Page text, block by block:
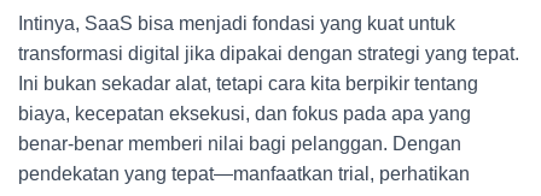
Intinya, SaaS bisa menjadi fondasi yang kuat untuk
transformasi digital jika dipakai dengan strategi yang tepat.
Ini bukan sekadar alat, tetapi cara kita berpikir tentang
biaya, kecepatan eksekusi, dan fokus pada apa yang
benar-benar memberi nilai bagi pelanggan. Dengan
pendekatan yang tepat—manfaatkan trial, perhatikan